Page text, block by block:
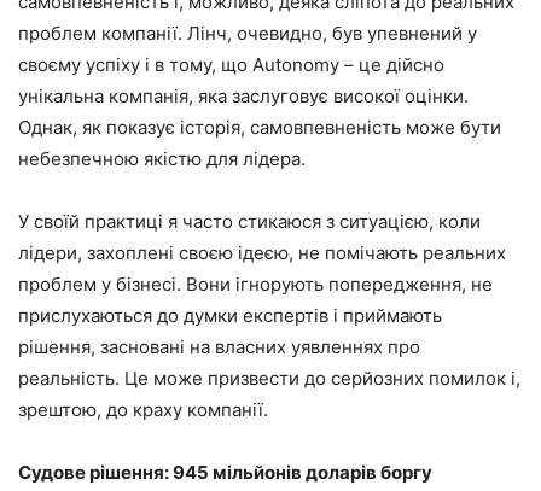
проблем компанії. Лінч, очевидно, був упевнений у
своєму успіху і в тому, що Autonomy – це дійсно
унікальна компанія, яка заслуговує високої оцінки.
Однак, як показує історія, самовпевненість може бути
небезпечною якістю для лідера.
У своїй практиці я часто стикаюся з ситуацією, коли
лідери, захоплені своєю ідеєю, не помічають реальних
проблем у бізнесі. Вони ігнорують попередження, не
прислухаються до думки експертів і приймають
рішення, засновані на власних уявленнях про
реальність. Це може призвести до серйозних помилок і,
зрештою, до краху компанії.
Судове рішення: 945 мільйонів доларів боргу